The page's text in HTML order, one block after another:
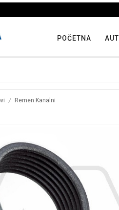
POČETNA
/ Remen Kanalni